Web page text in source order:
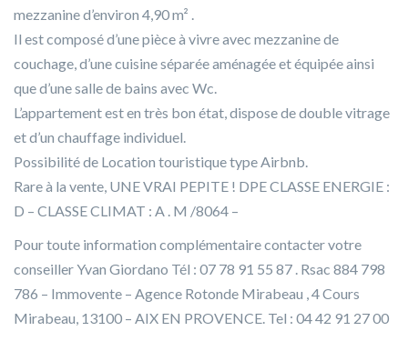
mezzanine d’environ 4,90 m² .
Il est composé d’une pièce à vivre avec mezzanine de
couchage, d’une cuisine séparée aménagée et équipée ainsi
que d’une salle de bains avec Wc.
L’appartement est en très bon état, dispose de double vitrage
et d’un chauffage individuel.
Possibilité de Location touristique type Airbnb.
Rare à la vente, UNE VRAI PEPITE ! DPE CLASSE ENERGIE :
D – CLASSE CLIMAT : A . M /8064 –
Pour toute information complémentaire contacter votre
conseiller Yvan Giordano Tél : 07 78 91 55 87 . Rsac 884 798
786 – Immovente – Agence Rotonde Mirabeau , 4 Cours
Mirabeau, 13100 – AIX EN PROVENCE. Tel : 04 42 91 27 00